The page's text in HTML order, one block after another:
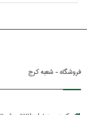
فروشگاه - شعبه کرج